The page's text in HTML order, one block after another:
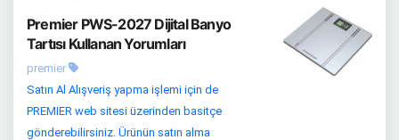
Premier PWS-2027 Dijital Banyo
Tartısı Kullanan Yorumları
premier
Satın Al Alışveriş yapma işlemi için de
PREMIER web sitesi üzerinden basitçe
gönderebilirsiniz. Ürünün satın alma